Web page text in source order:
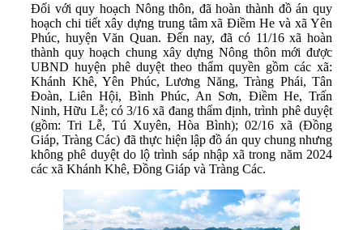
Đối với quy hoạch Nông thôn, đã hoàn thành đồ án quy
hoạch chi tiết xây dựng trung tâm xã Điềm He và xã Yên
Phúc, huyện Văn Quan. Đến nay, đã có 11/16 xã hoàn
thành quy hoạch chung xây dựng Nông thôn mới được
UBND huyện phê duyệt theo thẩm quyền gồm các xã:
Khánh Khê, Yên Phúc, Lương Năng, Tràng Phái, Tân
Đoàn, Liên Hội, Bình Phúc, An Sơn, Điềm He, Trấn
Ninh, Hữu Lễ; có 3/16 xã đang thẩm định, trình phê duyệt
(gồm: Tri Lễ, Tú Xuyên, Hòa Bình); 02/16 xã (Đồng
Giáp, Tràng Các) đã thực hiện lập đồ án quy chung nhưng
không phê duyệt do lộ trình sáp nhập xã trong năm 2024
các xã Khánh Khê, Đồng Giáp và Tràng Các.